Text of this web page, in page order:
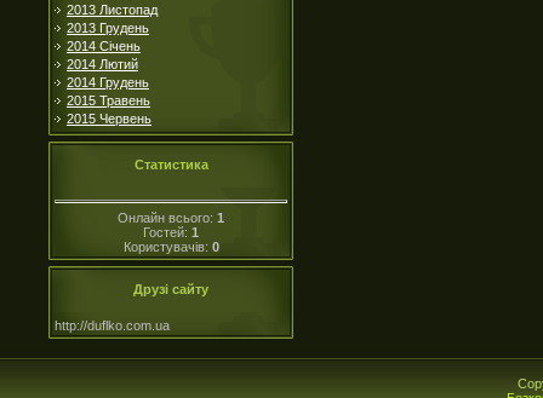
2013 Листопад
2013 Грудень
2014 Січень
2014 Лютий
2014 Грудень
2015 Травень
2015 Червень
Статистика
Онлайн всього: 1
Гостей: 1
Користувачів: 0
Друзі сайту
http://duflko.com.ua